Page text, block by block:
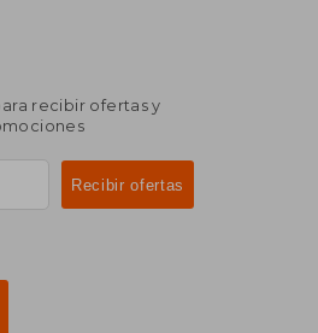
recibir ofertas y